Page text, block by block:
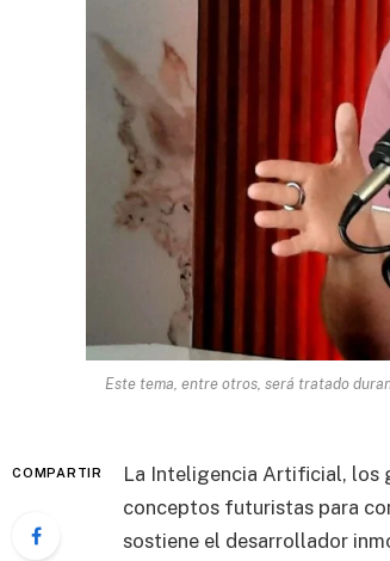
Este tema, entre otros, será tratado
COMPARTIR
La Inteligencia Artificial, los
conceptos futuristas para
sostiene el desarrollador